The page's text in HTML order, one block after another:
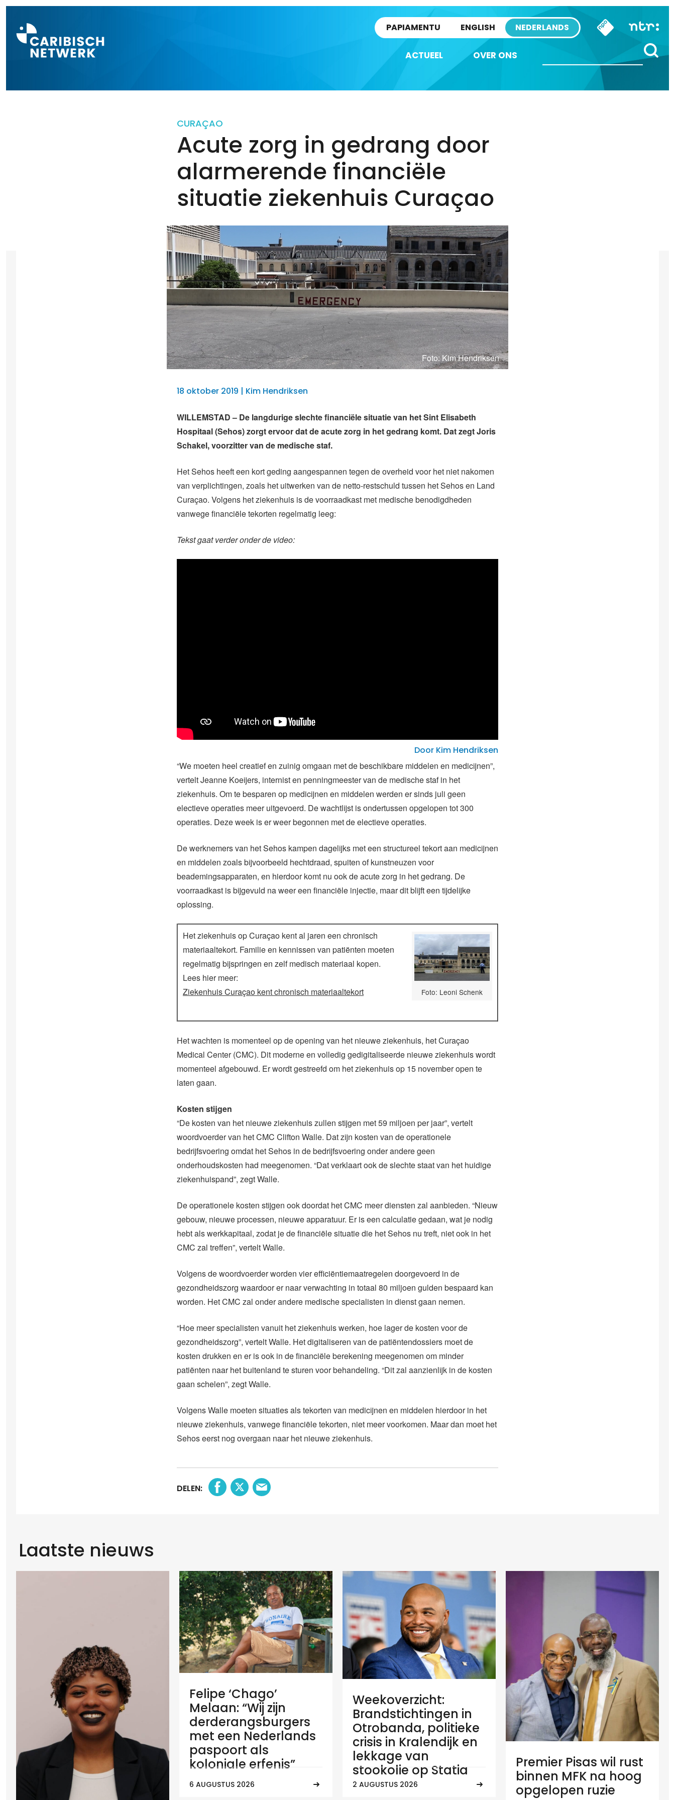
PAPIAMENTU ENGLISH NEDERLANDS
ACTUEEL OVER ONS
CURAÇAO
Acute zorg in gedrang door
alarmerende financiële
situatie ziekenhuis Curaçao
Foto: Kim Hendriksen
18 oktober 2019 | Kim Hendriksen
WILLEMSTAD – De langdurige slechte financiële situatie van het Sint Elisabeth
Hospitaal (Sehos) zorgt ervoor dat de acute zorg in het gedrang komt. Dat zegt Joris
Schakel, voorzitter van de medische staf.
Het Sehos heeft een kort geding aangespannen tegen de overheid voor het niet nakomen
van verplichtingen, zoals het uitwerken van de netto-restschuld tussen het Sehos en Land
Curaçao. Volgens het ziekenhuis is de voorraadkast met medische benodigdheden
vanwege financiële tekorten regelmatig leeg:
Tekst gaat verder onder de video:
Door Kim Hendriksen
“We moeten heel creatief en zuinig omgaan met de beschikbare middelen en medicijnen”,
vertelt Jeanne Koeijers, internist en penningmeester van de medische staf in het
ziekenhuis. Om te besparen op medicijnen en middelen werden er sinds juli geen
electieve operaties meer uitgevoerd. De wachtlijst is ondertussen opgelopen tot 300
operaties. Deze week is er weer begonnen met de electieve operaties.
De werknemers van het Sehos kampen dagelijks met een structureel tekort aan medicijnen
en middelen zoals bijvoorbeeld hechtdraad, spuiten of kunstneuzen voor
beademingsapparaten, en hierdoor komt nu ook de acute zorg in het gedrang. De
voorraadkast is bijgevuld na weer een financiële injectie, maar dit blijft een tijdelijke
oplossing.
Foto: Leoni Schenk
Het ziekenhuis op Curaçao kent al jaren een chronisch
materiaaltekort. Familie en kennissen van patiënten moeten
regelmatig bijspringen en zelf medisch materiaal kopen.
Lees hier meer:
Ziekenhuis Curaçao kent chronisch materiaaltekort
Het wachten is momenteel op de opening van het nieuwe ziekenhuis, het Curaçao
Medical Center (CMC). Dit moderne en volledig gedigitaliseerde nieuwe ziekenhuis wordt
momenteel afgebouwd. Er wordt gestreefd om het ziekenhuis op 15 november open te
laten gaan.
Kosten stijgen
“De kosten van het nieuwe ziekenhuis zullen stijgen met 59 miljoen per jaar”, vertelt
woordvoerder van het CMC Clifton Walle. Dat zijn kosten van de operationele
bedrijfsvoering omdat het Sehos in de bedrijfsvoering onder andere geen
onderhoudskosten had meegenomen. “Dat verklaart ook de slechte staat van het huidige
ziekenhuispand”, zegt Walle.
De operationele kosten stijgen ook doordat het CMC meer diensten zal aanbieden. “Nieuw
gebouw, nieuwe processen, nieuwe apparatuur. Er is een calculatie gedaan, wat je nodig
hebt als werkkapitaal, zodat je de financiële situatie die het Sehos nu treft, niet ook in het
CMC zal treffen”, vertelt Walle.
Volgens de woordvoerder worden vier efficiëntiemaatregelen doorgevoerd in de
gezondheidszorg waardoor er naar verwachting in totaal 80 miljoen gulden bespaard kan
worden. Het CMC zal onder andere medische specialisten in dienst gaan nemen.
“Hoe meer specialisten vanuit het ziekenhuis werken, hoe lager de kosten voor de
gezondheidszorg”, vertelt Walle. Het digitaliseren van de patiëntendossiers moet de
kosten drukken en er is ook in de financiële berekening meegenomen om minder
patiënten naar het buitenland te sturen voor behandeling. “Dit zal aanzienlijk in de kosten
gaan schelen”, zegt Walle.
Volgens Walle moeten situaties als tekorten van medicijnen en middelen hierdoor in het
nieuwe ziekenhuis, vanwege financiële tekorten, niet meer voorkomen. Maar dan moet het
Sehos eerst nog overgaan naar het nieuwe ziekenhuis.
DELEN:
Laatste nieuws
Felipe ‘Chago’
Melaan: “Wij zijn
derderangsburgers
met een Nederlands
paspoort als
koloniale erfenis”
6 AUGUSTUS 2026
Weekoverzicht:
Brandstichtingen in
Otrobanda, politieke
crisis in Kralendijk en
lekkage van
stookolie op Statia
2 AUGUSTUS 2026
Premier Pisas wil rust
binnen MFK na hoog
opgelopen ruzie